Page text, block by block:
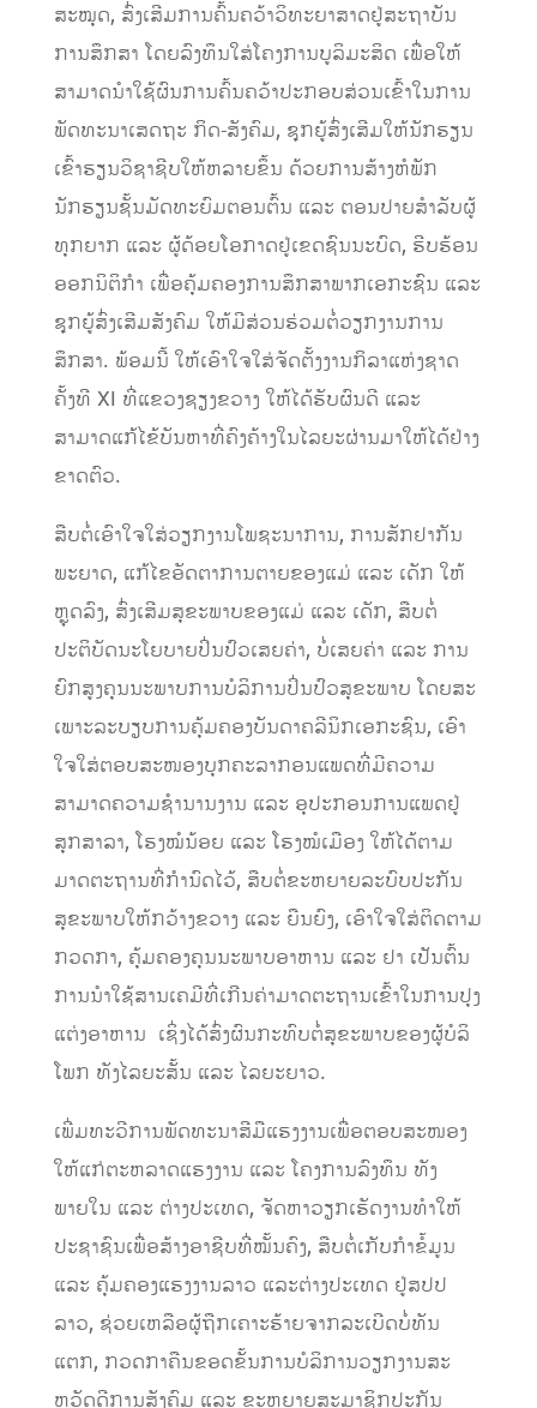
ສະໝຸດ, ສົ່ງເສີມການຄົ້ນຄວ້າວິທະຍາສາດຢູ່ສະຖາບັນ
ການສຶກສາ ໂດຍລົງທຶນໃສ່​ໂຄງການບູລິມະສິດ ເພື່ອໃຫ້
ສາມາດນຳໃຊ້ຜົນການຄົ້ນຄວ້າປະກອບສ່ວນເຂົ້າໃນການ
ພັດທະນາເສດຖະ ກິດ-ສັງຄົມ, ​ຊຸກຍູ້​ສົ່ງ​ເສີມ​ໃຫ້​ນັກຮຽນ
ເຂົ້າຮຽນ​ວິຊາ​ຊີບ​ໃຫ້​ຫລາຍ​ຂຶ້ນ ດ້ວຍ​ການສ້າງ​ຫໍ​ພັກ​
ນັກຮຽນ​ຊັ້ນມັດທະຍົມຕອນຕົ້ນ ແລະ ຕອນປາຍສຳລັບ​ຜູ້​
ທຸກ​ຍາກ ແລະ ຜູ້ດ້ອຍໂອກາດຢູ່ເຂດຊົນນະບົດ, ຮີບຮ້ອນ
ອອກນິຕິກຳ ເພື່ອຄຸ້ມຄອງການສຶກສາພາກເອກະຊົນ ແລະ
ຊຸກຍູ້ສົ່ງເສີມສັງຄົມ​​ ໃຫ້ມີສ່ວນຮ່ວມຕໍ່ວຽກງານການ
ສຶກສາ. ພ້ອມ​ນີ້ ​ໃຫ້​ເອົາ​ໃຈ​ໃສ່​ຈັດ​ຕັ້ງ​ງານ​ກິລາ​ແຫ່ງ​ຊາດ​
ຄັ້ງ​ທີ XI ທີ່​ແຂວງ​ຊຽງ​ຂວາງ ​ໃຫ້​ໄດ້​ຮັບຜົນ​ດີ ​ແລະ
ສາມາດ​ແກ້​ໄຂ້​ບັນຫາ​ທີ່​ຄົງ​ຄ້າງ​ໃນ​ໄລຍະ​ຜ່ານ​ມາ​ໃຫ້​ໄດ້​ຢ່າງ​
ຂາດ​ຕົວ.
ສືບຕໍ່ເອົາໃຈໃສ່ວຽກງານໂພຊະນາການ, ການສັກຢາກັນ
ພະຍາດ, ແກ້ໄຂອັດຕາການຕາຍຂອງແມ່ ແລະ ເດັກ ໃຫ້
ຫຼຸດລົງ, ສົ່ງເສີມສຸຂະພາບຂອງແມ່ ແລະ ເດັກ, ສືບຕໍ່
ປະຕິບັດນະ​ໂຍບາຍ​ປິ່ນປົວ​ເສຍ​ຄ່າ, ​ບໍ່​ເສຍ​ຄ່າ​ ​ແລະ ການ​
ຍົກ​ສູງ​ຄຸນນະພາບ​ການ​ບໍລິການປິ່ນປົວ​ສຸຂະພາບ ​ໂດຍ​ສະ​
ເພາະລະບຽບ​ການ​ຄຸ້ມ​ຄອງບັນດາ​ຄລີ​ນິກ​ເອກະ​ຊົນ, ​​ເອົາ​
ໃຈໃສ່ຕອບສະໜອງບຸກຄະລາ​ກອນແພດທີ່ມີຄວາມ
ສາມາດຄວາມຊໍານານງານ ແລະ ອຸປະກອນການ​ແພດຢູ່
ສຸກສາລາ, ໂຮງໝໍນ້ອຍ ແລະ ​ໂຮງໝໍ​ເມືອງ ໃຫ້ໄດ້ຕາມ
ມາດຕະຖານທີ່ກຳນົດໄວ້, ​ສືບຕໍ່ຂະຫຍາຍ​ລະບົບ​ປະກັນ​
ສຸຂະພາບ​ໃຫ້​ກວ້າງຂວາງ ແລະ ຍືນຍົງ, ເອົາ​ໃຈ​ໃສ່​ຕິດຕາມ​
ກວດກາ​, ​ຄຸ້ມຄອງຄຸນນະພາບອາຫານ ແລະ ຢາ ເປັນ​ຕົ້ນ
ການນໍາໃຊ້ສານ​​ເຄມີທີ່ເກີນ​ຄ່າ​ມາດຕະຖານເຂົ້າໃນການປຸງ
ແຕ່ງອາຫານ​​ ​ ​ເຊິ່ງໄດ້ສົ່ງ​ຜົນ​ກະທົບຕໍ່​ສຸຂະພາບ​ຂອງ​ຜູ້ບໍລິ​
ໂພ​ກ ທັງ​ໄລຍະ​ສັ້ນ ​ແລະ ​ໄລຍະ​ຍາວ.
ເພີ່ມທະວີການພັດທະນາສີມືແຮງງານ​ເພື່ອ​ຕອບ​ສະໜອງ​
ໃຫ້​ແກ່ຕະຫລາດແຮງງານ ແລະ ໂຄງການລົງທຶນ ທັງ
ພາຍໃນ ແລະ ຕ່າງປະເທດ, ຈັດຫາວຽກເຮັດງານທໍາໃຫ້
ປະຊາຊົນເພື່ອສ້າງອາຊີບທີ່ໝັ້ນຄົງ, ສືບຕໍ່ເກັບກຳຂໍ້ມູນ
ແລະ ຄຸ້ມຄອງແຮງງານລາວ ແລະຕ່າງປະເທດ ຢູ່ສປປ
ລາວ, ຊ່ວຍເຫລືອຜູ້ຖືກເຄາະຮ້າຍຈາກລະເບີດບໍ່ທັນ
ແຕກ, ກວດກາ​ຄືນ​ຂອດ​ຂັ້ນ​ການ​ບໍລິການ​ວຽກ​ງານ​ສະ
ຫວັດດີ​ການ​ສັງຄົມ ແລະ ຂະຫຍາຍສະມາຊິກປະກັນ